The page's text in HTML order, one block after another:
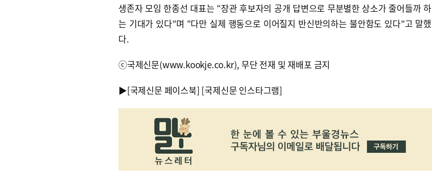
생존자 모임 한종선 대표는 “장관 후보자의 공개 답변으로 무분별한 상소가 줄어들까 하
는 기대가 있다”며 “다만 실제 행동으로 이어질지 반신반의하는 불안함도 있다”고 말했
다.
ⓒ국제신문(www.kookje.co.kr), 무단 전재 및 재배포 금지
▶[국제신문 페이스북] [국제신문 인스타그램]